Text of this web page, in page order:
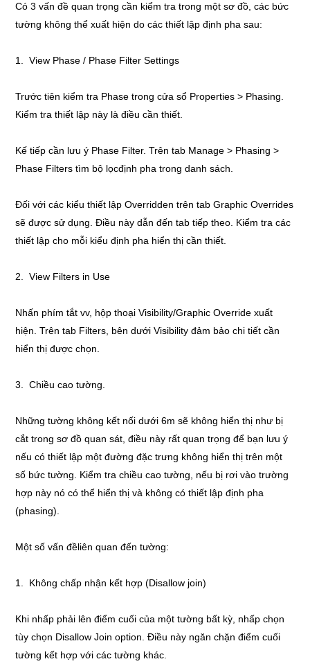
Có 3 vấn đề quan trọng cần kiểm tra trong một sơ đồ, các bức
tường không thể xuất hiện do các thiết lập định pha sau:
1. View Phase / Phase Filter Settings
Trước tiên kiểm tra Phase trong cửa sổ Properties > Phasing.
Kiểm tra thiết lập này là điều cần thiết.
Kế tiếp cần lưu ý Phase Filter. Trên tab Manage > Phasing >
Phase Filters tìm bộ lọcđịnh pha trong danh sách.
Đối với các kiểu thiết lập Overridden trên tab Graphic Overrides
sẽ được sử dụng. Điều này dẫn đến tab tiếp theo. Kiểm tra các
thiết lập cho mỗi kiểu định pha hiển thị cần thiết.
2. View Filters in Use
Nhấn phím tắt vv, hộp thoại Visibility/Graphic Override xuất
hiện. Trên tab Filters, bên dưới Visibility đảm bảo chi tiết cần
hiển thị được chọn.
3. Chiều cao tường.
Những tường không kết nối dưới 6m sẽ không hiển thị như bị
cắt trong sơ đồ quan sát, điều này rất quan trọng để bạn lưu ý
nếu có thiết lập một đường đặc trưng không hiển thị trên một
số bức tường. Kiểm tra chiều cao tường, nếu bị rơi vào trường
hợp này nó có thể hiển thị và không có thiết lập định pha
(phasing).
Một số vấn đềliên quan đến tường:
1. Không chấp nhận kết hợp (Disallow join)
Khi nhấp phải lên điểm cuối của một tường bất kỳ, nhấp chọn
tùy chọn Disallow Join option. Điều này ngăn chặn điểm cuối
tường kết hợp với các tường khác.